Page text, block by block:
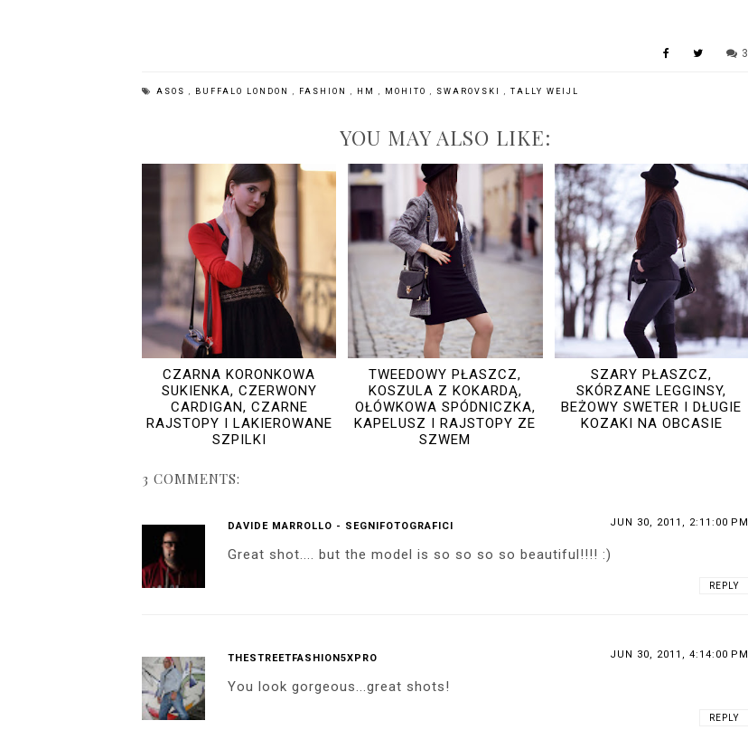
3
ASOS , BUFFALO LONDON , FASHION , HM , MOHITO , SWAROVSKI , TALLY WEIJL
YOU MAY ALSO LIKE:
CZARNA KORONKOWA
SUKIENKA, CZERWONY
CARDIGAN, CZARNE
RAJSTOPY I LAKIEROWANE
SZPILKI
TWEEDOWY PŁASZCZ,
KOSZULA Z KOKARDĄ,
OŁÓWKOWA SPÓDNICZKA,
KAPELUSZ I RAJSTOPY ZE
SZWEM
SZARY PŁASZCZ,
SKÓRZANE LEGGINSY,
BEŻOWY SWETER I DŁUGIE
KOZAKI NA OBCASIE
3 COMMENTS:
DAVIDE MARROLLO - SEGNIFOTOGRAFICI JUN 30, 2011, 2:11:00 PM
Great shot.... but the model is so so so so beautiful!!!! :)
REPLY
THESTREETFASHION5XPRO JUN 30, 2011, 4:14:00 PM
You look gorgeous...great shots!
REPLY